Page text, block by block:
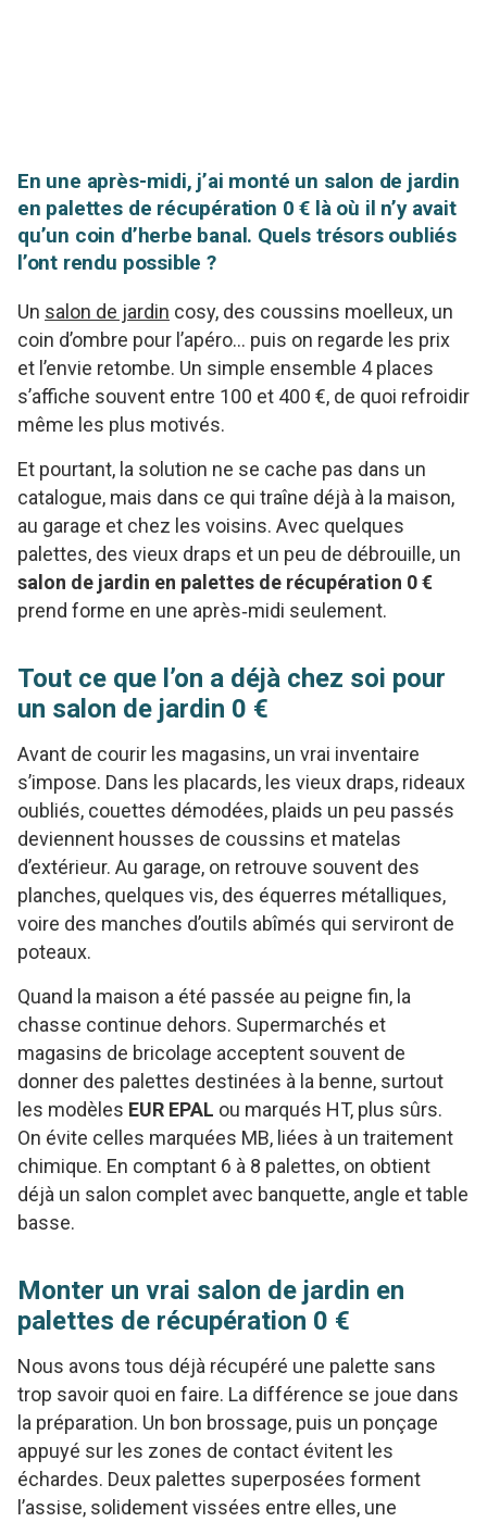
En une après-midi, j’ai monté un salon de jardin
en palettes de récupération 0 € là où il n’y avait
qu’un coin d’herbe banal. Quels trésors oubliés
l’ont rendu possible ?
Un salon de jardin cosy, des coussins moelleux, un
coin d’ombre pour l’apéro… puis on regarde les prix
et l’envie retombe. Un simple ensemble 4 places
s’affiche souvent entre 100 et 400 €, de quoi refroidir
même les plus motivés.
Et pourtant, la solution ne se cache pas dans un
catalogue, mais dans ce qui traîne déjà à la maison,
au garage et chez les voisins. Avec quelques
palettes, des vieux draps et un peu de débrouille, un
salon de jardin en palettes de récupération 0 €
prend forme en une après‑midi seulement.
Tout ce que l’on a déjà chez soi pour
un salon de jardin 0 €
Avant de courir les magasins, un vrai inventaire
s’impose. Dans les placards, les vieux draps, rideaux
oubliés, couettes démodées, plaids un peu passés
deviennent housses de coussins et matelas
d’extérieur. Au garage, on retrouve souvent des
planches, quelques vis, des équerres métalliques,
voire des manches d’outils abîmés qui serviront de
poteaux.
Quand la maison a été passée au peigne fin, la
chasse continue dehors. Supermarchés et
magasins de bricolage acceptent souvent de
donner des palettes destinées à la benne, surtout
les modèles EUR EPAL ou marqués HT, plus sûrs.
On évite celles marquées MB, liées à un traitement
chimique. En comptant 6 à 8 palettes, on obtient
déjà un salon complet avec banquette, angle et table
basse.
Monter un vrai salon de jardin en
palettes de récupération 0 €
Nous avons tous déjà récupéré une palette sans
trop savoir quoi en faire. La différence se joue dans
la préparation. Un bon brossage, puis un ponçage
appuyé sur les zones de contact évitent les
échardes. Deux palettes superposées forment
l’assise, solidement vissées entre elles, une